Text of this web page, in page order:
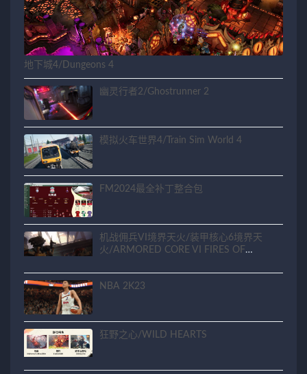
地下城4/Dungeons 4
幽灵行者2/Ghostrunner 2
模拟火车世界4/Train Sim World 4
FM2024最全补丁整合包
机战佣兵VI境界天火/装甲核心6境界天
火/ARMORED CORE VI FIRES OF
NBA 2K23
狂野之心/WILD HEARTS